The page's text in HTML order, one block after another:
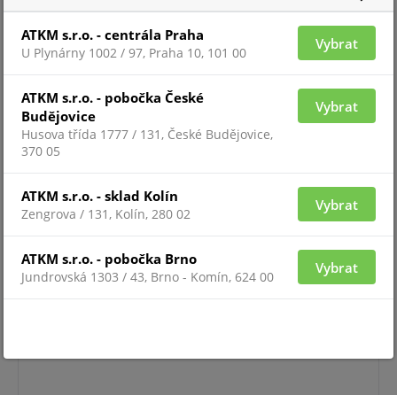
Pro zobrazení informací je nutné být přihlášený
CZ-275-A
ATKM s.r.o. - centrála Praha
U Plynárny 1002 / 97, Praha 10, 101 00
Vybrat
ATKM s.r.o. - pobočka České
Budějovice
Husova třída 1777 / 131, České Budějovice,
370 05
Vybrat
ATKM s.r.o. - sklad Kolín
Zengrova / 131, Kolín, 280 02
Vybrat
ATKM s.r.o. - pobočka Brno
Jundrovská 1303 / 43, Brno - Komín, 624 00
Vybrat